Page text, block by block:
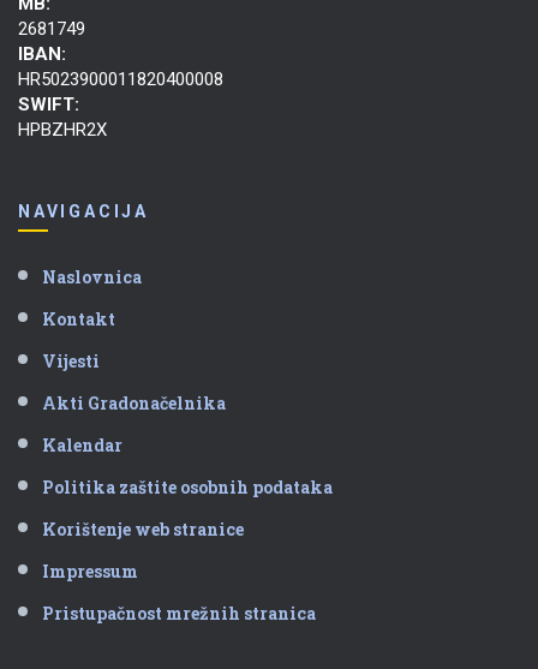
2681749
IBAN:
HR5023900011820400008
SWIFT:
HPBZHR2X
NAVIGACIJA
Naslovnica
Kontakt
Vijesti
Akti Gradonačelnika
Kalendar
Politika zaštite osobnih podataka
Korištenje web stranice
Impressum
Pristupačnost mrežnih stranica